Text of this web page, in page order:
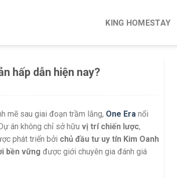
KING HOMESTAY
hấp dẫn hiện nay?
mẽ sau giai đoạn trầm lắng, One Era nổi
án không chỉ sở hữu vị trí chiến lược,
phát triển bởi chủ đầu tư uy tín Kim Oanh
bền vững được giới chuyên gia đánh giá